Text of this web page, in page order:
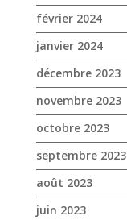
février 2024
janvier 2024
décembre 2023
novembre 2023
octobre 2023
septembre 2023
août 2023
juin 2023